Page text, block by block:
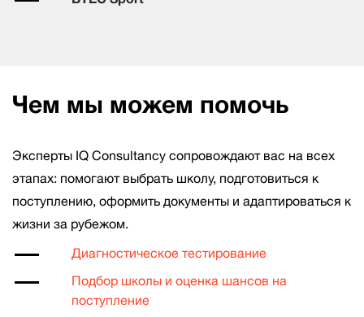
Чем мы можем помочь
Эксперты IQ Consultancy сопровождают вас на всех
этапах: помогают выбрать школу, подготовиться к
поступлению, оформить документы и адаптироваться к
жизни за рубежом.
Диагностическое тестирование
Подбор школы и оценка шансов на
поступление